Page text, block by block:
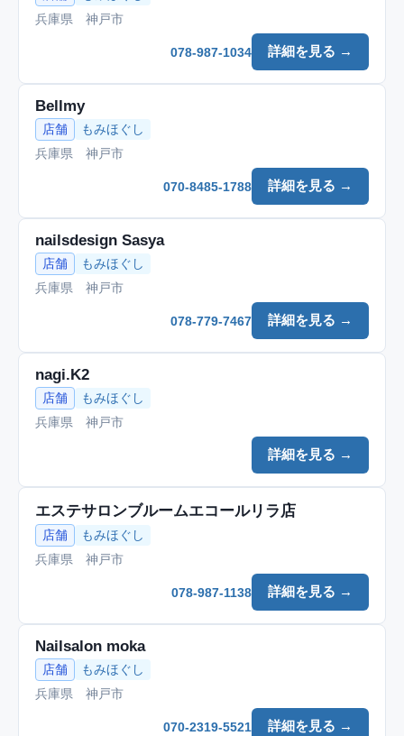
兵庫県 神戸市
詳細を見る →
078-987-1034
Bellmy
店舗
もみほぐし
兵庫県 神戸市
詳細を見る →
070-8485-1788
nailsdesign Sasya
店舗
もみほぐし
兵庫県 神戸市
詳細を見る →
078-779-7467
nagi.K2
店舗
もみほぐし
兵庫県 神戸市
詳細を見る →
エステサロンブルームエコールリラ店
店舗
もみほぐし
兵庫県 神戸市
詳細を見る →
078-987-1138
Nailsalon moka
店舗
もみほぐし
兵庫県 神戸市
詳細を見る →
070-2319-5521